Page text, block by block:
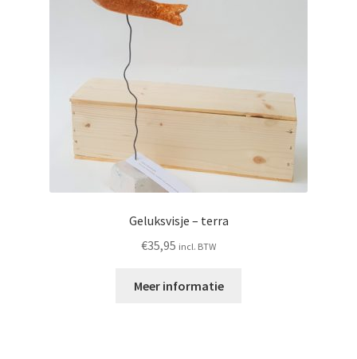
Geluksvisje – terra
€35,95 incl. BTW
Meer informatie